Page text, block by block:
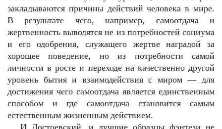
закладываются причины действий человека в мире.
В результате чего, например, самоотдача и
жертвенность выводятся не из потребностей социума
и его одобрения, служащего жертве наградой за
хорошее поведение, но из потребности самой
личности в росте и переходе на качественно другой
уровень бытия и взаимодействия с миром — для
достижения чего самоотдача является единственным
способом и где самоотдача становится самым
естественным жизненным действием.
И Достоевский, и лучшие образцы фэнтези не